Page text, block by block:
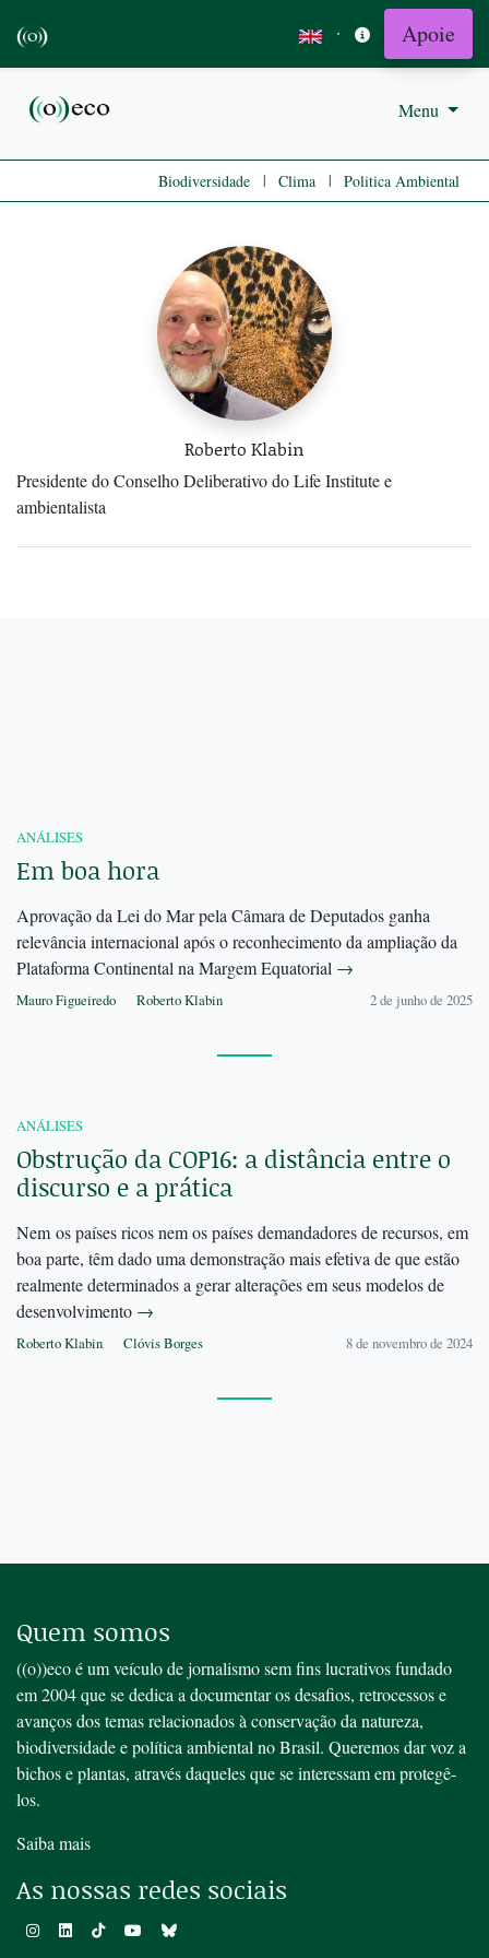
· Apoie
Menu
Biodiversidade | Clima | Politica Ambiental
Roberto Klabin
Presidente do Conselho Deliberativo do Life Institute e
ambientalista
ANÁLISES
Em boa hora
Aprovação da Lei do Mar pela Câmara de Deputados ganha
relevância internacional após o reconhecimento da ampliação da
Plataforma Continental na Margem Equatorial →
Mauro Figueiredo Roberto Klabin 2 de junho de 2025
ANÁLISES
Obstrução da COP16: a distância entre o
discurso e a prática
Nem os países ricos nem os países demandadores de recursos, em
boa parte, têm dado uma demonstração mais efetiva de que estão
realmente determinados a gerar alterações em seus modelos de
desenvolvimento →
Roberto Klabin Clóvis Borges 8 de novembro de 2024
Quem somos
((o))eco é um veículo de jornalismo sem fins lucrativos fundado
em 2004 que se dedica a documentar os desafios, retrocessos e
avanços dos temas relacionados à conservação da natureza,
biodiversidade e política ambiental no Brasil. Queremos dar voz a
bichos e plantas, através daqueles que se interessam em protegê-
los.
Saiba mais
As nossas redes sociais